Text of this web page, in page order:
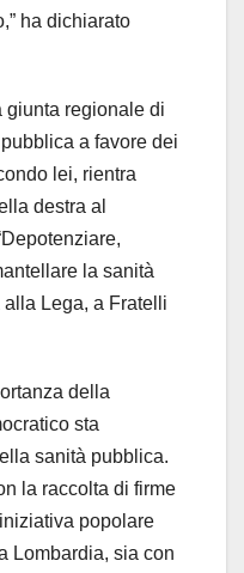
ha dichiarato
giunta regionale di
a favore dei
lei, rientra
destra al
la sanità
alla Lega, a Fratelli
della
sta
sanità pubblica.
la raccolta di firme
popolare
Lombardia, sia con